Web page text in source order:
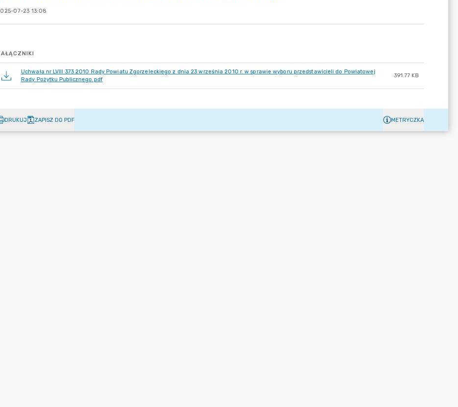
07-23 13:08
Uchwała nr LVIII 373 2010 Rady Powiatu Zgorzeleckiego z dnia 23 września 2010 r. w sprawie wyboru przedstawicieli do Powiatowej
Rady Pożytku Publicznego.pdf
391.77 KB
DRUKUJ ZAPISZ DO PDF METRYCZKA